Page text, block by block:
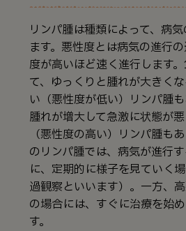
リンパ腫は種類によって、病気
ます。悪性度とは病気の進行
度が高いほど速く進行します
て、ゆっくりと腫れが大きく
い（悪性度が低い）リンパ腫
腫れが増大して急激に状態が
（悪性度の高い）リンパ腫も
のリンパ腫では、病気が進行
に、定期的に様子を見ていく
過観察といいます）。一方、
の場合には、すぐに治療を始
す。